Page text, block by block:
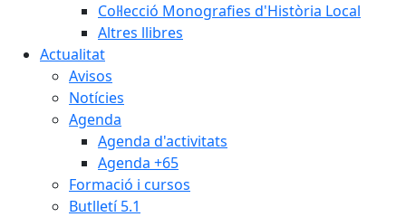
Col·lecció Monografies d'Història Local
Altres llibres
Actualitat
Avisos
Notícies
Agenda
Agenda d'activitats
Agenda +65
Formació i cursos
Butlletí 5.1